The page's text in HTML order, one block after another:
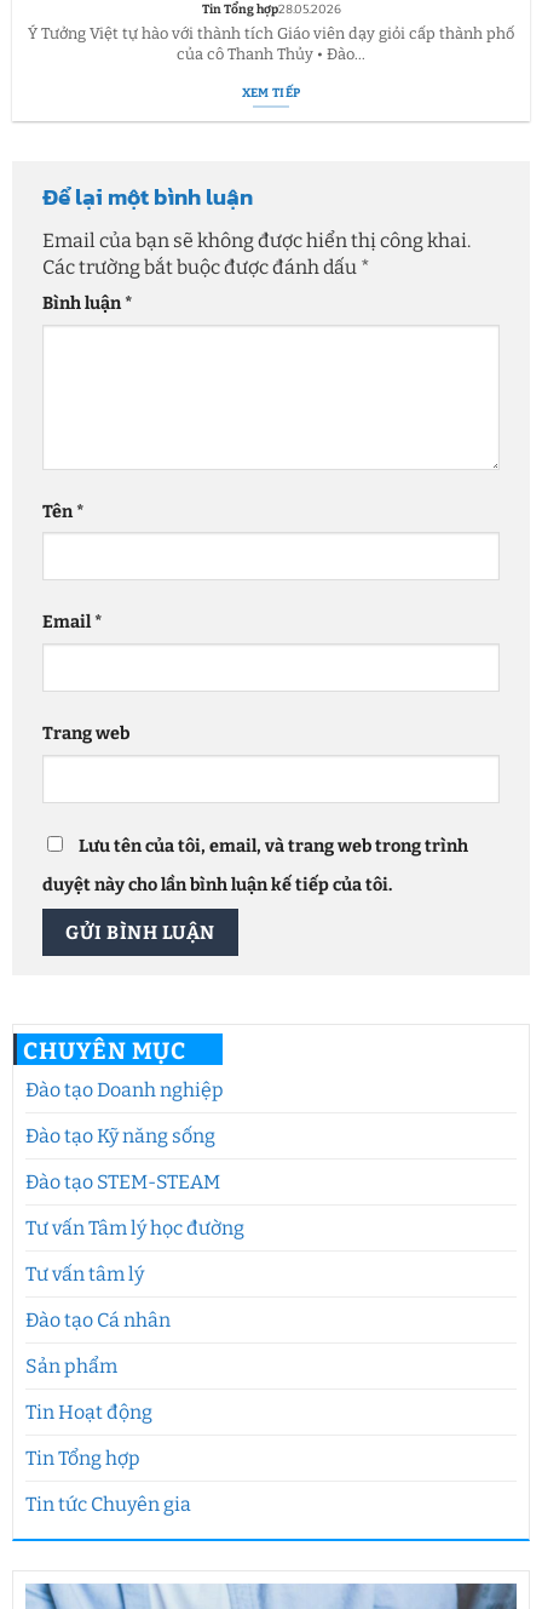
CHUYÊN MỤC
Đào tạo Doanh nghiệp
Đào tạo Kỹ năng sống
Đào tạo STEM-STEAM
Tư vấn Tâm lý học đường
Tư vấn tâm lý
Đào tạo Cá nhân
Sản phẩm
Tin Hoạt động
Tin Tổng hợp
Tin tức Chuyên gia
Tin Tổng hợp28.05.2026
Ý Tưởng Việt tự hào với thành tích Giáo viên dạy giỏi cấp thành phố
của cô Thanh Thủy • Đào...
XEM TIẾP
Để lại một bình luận
Email của bạn sẽ không được hiển thị công khai.
Các trường bắt buộc được đánh dấu *
Bình luận*
Tên*
Email*
Trang web
Lưu tên của tôi, email, và trang web trong trình
duyệt này cho lần bình luận kế tiếp của tôi.